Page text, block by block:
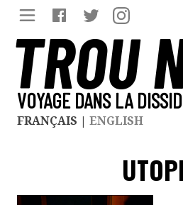
TROU
VOYAGE DANS LA
FRANÇAIS | ENGLISH